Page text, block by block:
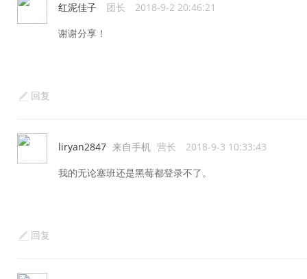
红泥佳子 团长 2018-9-2 20:46:21
谢谢分享！
回复
liryan2847 来自手机 营长 2018-9-3 10:33:43
我的无论塞班还是黑莓都登录不了。
回复